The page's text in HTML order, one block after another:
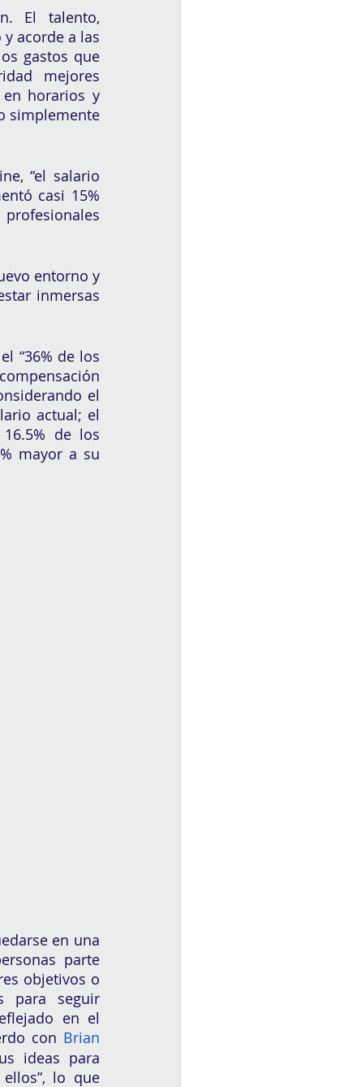
El talento,
acorde a las
gastos que
mejores
horarios y
simplemente
“el salario
casi 15%
entorno y
inmersas
“36% de los
el
actual; el
de los
mayor a su
en una
parte
objetivos o
para seguir
en el
con Brian
ideas para
lo que